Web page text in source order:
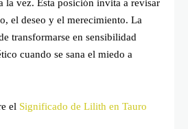
la vez. Esta posición invita a revisar
el deseo y el merecimiento. La
transformarse en sensibilidad
cuando se sana el miedo a
el Significado de Lilith en Tauro